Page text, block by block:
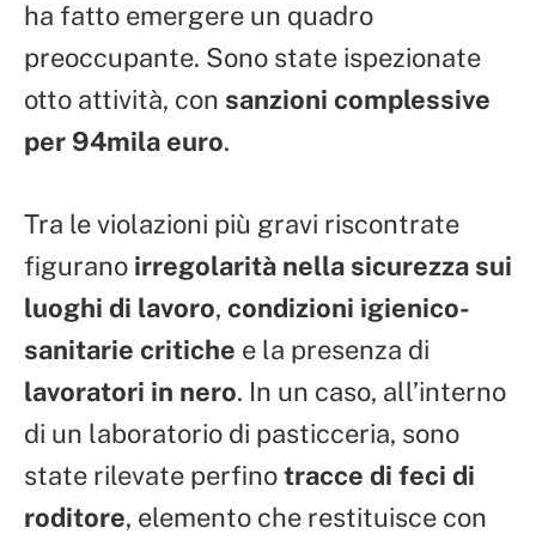
ha fatto emergere un quadro
preoccupante. Sono state ispezionate
otto attività, con sanzioni complessive
per 94mila euro.
Tra le violazioni più gravi riscontrate
figurano irregolarità nella sicurezza sui
luoghi di lavoro, condizioni igienico-
sanitarie critiche e la presenza di
lavoratori in nero. In un caso, all’interno
di un laboratorio di pasticceria, sono
state rilevate perfinotracce di feci di
roditore, elemento che restituisce con